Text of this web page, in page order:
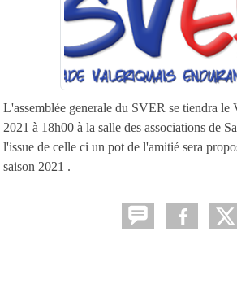
L'assemblée generale du SVER se tiendra le
2021 à 18h00 à la salle des associations de
l'issue de celle ci un pot de l'amitié sera
saison 2021 .